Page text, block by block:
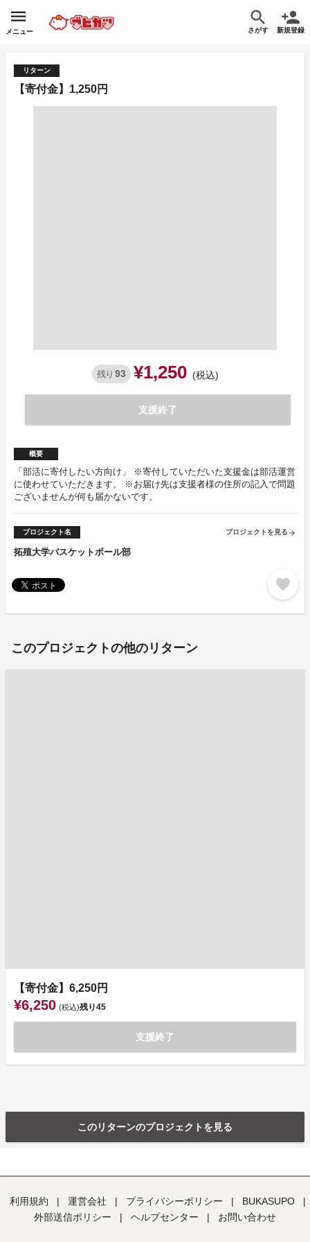
メニュー さがす 新規登録
リターン
【寄付金】1,250円
残り 93 ¥1,250 (税込)
支援終了
概要
「部活に寄付したい方向け」 ※寄付していただいた支援金は部活運営
に使わせていただきます。 ※お届け先は支援者様の住所の記入で問題
ございませんが何も届かないです。
プロジェクト名 プロジェクトを見る arrow_forward
拓殖大学バスケットボール部
favorite
このプロジェクトの他のリターン
【寄付金】6,250円
¥6,250 (税込)残り45
支援終了
このリターンのプロジェクトを見る
利用規約 | 運営会社 | プライバシーポリシー | BUKASUPO
|
外部送信ポリシー
| ヘルプセンター | お問い合わせ